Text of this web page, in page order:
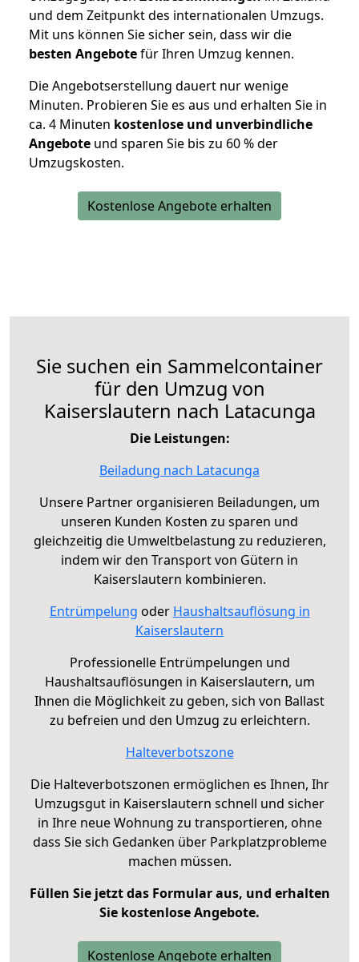
und dem Zeitpunkt des internationalen Umzugs.
Mit uns können Sie sicher sein, dass wir die
besten Angebotefür Ihren Umzug kennen.
Die Angebotserstellung dauert nur wenige
Minuten. Probieren Sie es aus und erhalten Sie in
ca. 4 Minuten kostenlose und unverbindliche
Angebote und sparen Sie bis zu 60 % der
Umzugskosten.
Kostenlose Angebote erhalten
Sie suchen ein Sammelcontainer
für den Umzug von
Kaiserslautern nach Latacunga
Die Leistungen:
Beiladung nach Latacunga
Unsere Partner organisieren Beiladungen, um
unseren Kunden Kosten zu sparen und
gleichzeitig die Umweltbelastung zu reduzieren,
indem wir den Transport von Gütern in
Kaiserslautern kombinieren.
Entrümpelung oder Haushaltsauflösung in
Kaiserslautern
Professionelle Entrümpelungen und
Haushaltsauflösungen in Kaiserslautern, um
Ihnen die Möglichkeit zu geben, sich von Ballast
zu befreien und den Umzug zu erleichtern.
Halteverbotszone
Die Halteverbotszonen ermöglichen es Ihnen, Ihr
Umzugsgut in Kaiserslautern schnell und sicher
in Ihre neue Wohnung zu transportieren, ohne
dass Sie sich Gedanken über Parkplatzprobleme
machen müssen.
Füllen Sie jetzt das Formular aus, und erhalten
Sie kostenlose Angebote.
Kostenlose Angebote erhalten